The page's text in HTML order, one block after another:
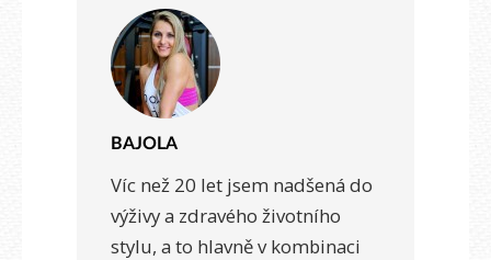
BAJOLA
Víc než 20 let jsem nadšená do
výživy a zdravého životního
stylu, a to hlavně v kombinaci